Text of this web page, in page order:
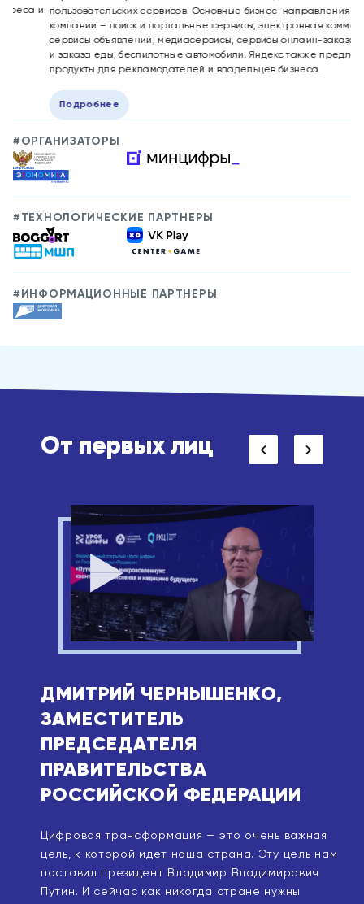
пользовательских сервисов. Основные бизнес-направления
компании – поиск и портальные сервисы, электронная коммерция,
сервисы объявлений, медиасервисы, сервисы онлайн-заказа такси
и заказа еды, беспилотные автомобили. Яндекс также предлагает
продукты для рекламодателей и владельцев бизнеса.
Подробнее
#ОРГАНИЗАТОРЫ
#ТЕХНОЛОГИЧЕСКИЕ ПАРТНЕРЫ
#ИНФОРМАЦИОННЫЕ ПАРТНЕРЫ
От первых лиц
Смотреть
ДМИТРИЙ ЧЕРНЫШЕНКО,
ЗАМЕСТИТЕЛЬ
ПРЕДСЕДАТЕЛЯ
ПРАВИТЕЛЬСТВА
РОССИЙСКОЙ ФЕДЕРАЦИИ
Цифровая трансформация — это очень важная
цель, к которой идет наша страна. Эту цель нам
поставил президент Владимир Владимирович
Путин. И сейчас как никогда стране нужны